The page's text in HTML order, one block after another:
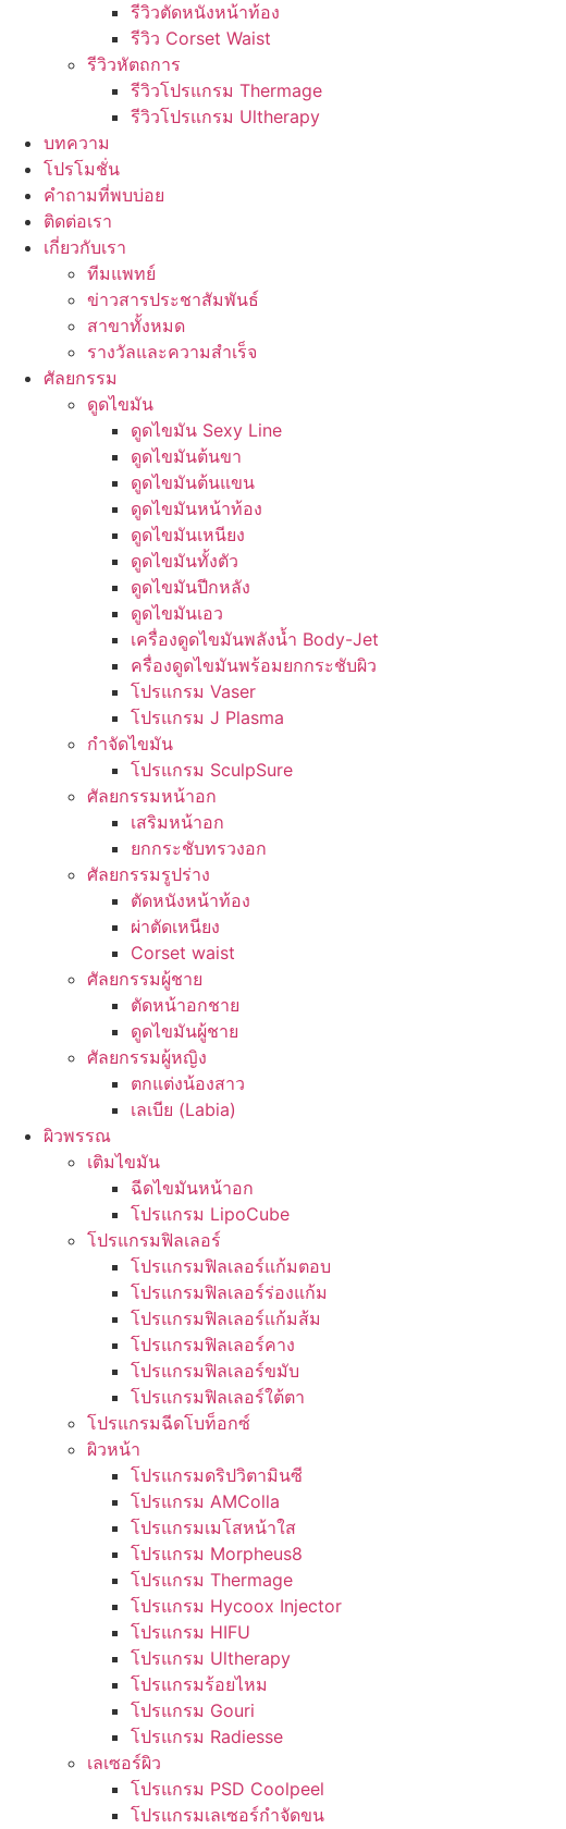
รีวิวตัดหนังหน้าท้อง
รีวิว Corset Waist
รีวิวหัตถการ
รีวิวโปรแกรม Thermage
รีวิวโปรแกรม Ultherapy
บทความ
โปรโมชั่น
คำถามที่พบบ่อย
ติดต่อเรา
เกี่ยวกับเรา
ทีมแพทย์
ข่าวสารประชาสัมพันธ์
สาขาทั้งหมด
รางวัลและความสำเร็จ
ศัลยกรรม
ดูดไขมัน
ดูดไขมัน Sexy Line
ดูดไขมันต้นขา
ดูดไขมันต้นแขน
ดูดไขมันหน้าท้อง
ดูดไขมันเหนียง
ดูดไขมันทั้งตัว
ดูดไขมันปีกหลัง
ดูดไขมันเอว
เครื่องดูดไขมันพลังน้ำ Body-Jet
ครื่องดูดไขมันพร้อมยกกระชับผิว
โปรแกรม Vaser
โปรแกรม J Plasma
กำจัดไขมัน
โปรแกรม SculpSure
ศัลยกรรมหน้าอก
เสริมหน้าอก
ยกกระชับทรวงอก
ศัลยกรรมรูปร่าง
ตัดหนังหน้าท้อง
ผ่าตัดเหนียง
Corset waist
ศัลยกรรมผู้ชาย
ตัดหน้าอกชาย
ดูดไขมันผู้ชาย
ศัลยกรรมผู้หญิง
ตกแต่งน้องสาว
เลเบีย (Labia)
ผิวพรรณ
เติมไขมัน
ฉีดไขมันหน้าอก
โปรแกรม LipoCube
โปรแกรมฟิลเลอร์
โปรแกรมฟิลเลอร์แก้มตอบ
โปรแกรมฟิลเลอร์ร่องแก้ม
โปรแกรมฟิลเลอร์แก้มส้ม
โปรแกรมฟิลเลอร์คาง
โปรแกรมฟิลเลอร์ขมับ
โปรแกรมฟิลเลอร์ใต้ตา
โปรแกรมฉีดโบท็อกซ์
ผิวหน้า
โปรแกรมดริปวิตามินซี
โปรแกรม AMColla
โปรแกรมเมโสหน้าใส
โปรแกรม Morpheus8
โปรแกรม Thermage
โปรแกรม Hycoox Injector
โปรแกรม HIFU
โปรแกรม Ultherapy
โปรแกรมร้อยไหม
โปรแกรม Gouri
โปรแกรม Radiesse
เลเซอร์ผิว
โปรแกรม PSD Coolpeel
โปรแกรมเลเซอร์กำจัดขน